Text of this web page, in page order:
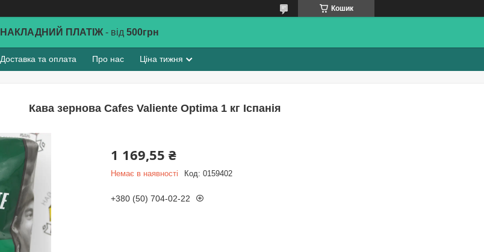
Кошик
НАКЛАДНИЙ ПЛАТІЖ - від 500грн
Доставка та оплата Про нас Ціна тижня
Кава зернова Cafes Valiente Optima 1 кг Іспанія
1 169,55 ₴
Немає в наявності Код: 0159402
+380 (50) 704-02-22